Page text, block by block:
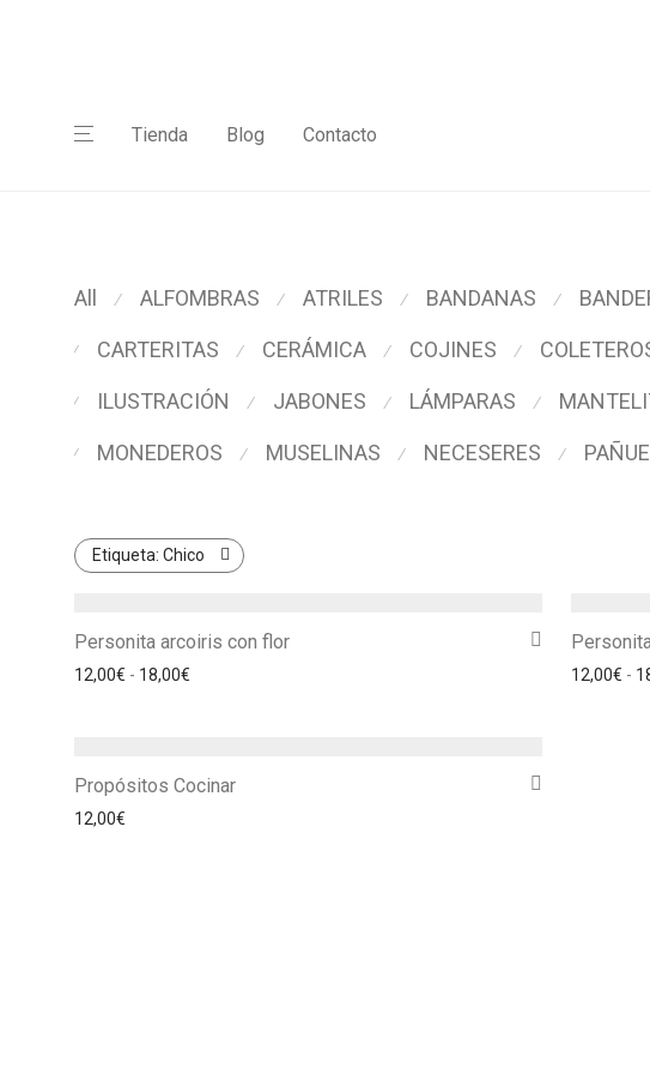
Tienda Blog Contacto
All ⁄ ALFOMBRAS ⁄ ATRILES ⁄ BANDANAS ⁄
⁄ CARTERITAS ⁄ CERÁMICA ⁄ COJINES ⁄
⁄ ILUSTRACIÓN ⁄ JABONES ⁄ LÁMPARAS ⁄
⁄ MONEDEROS ⁄ MUSELINAS ⁄ NECESERES ⁄
Etiqueta: Chico
Personita arcoiris con flor
12,00€ - 18,00€ 12,00€ -
Propósitos Cocinar
12,00€